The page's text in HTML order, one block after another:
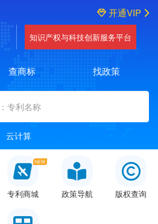
开通VIP
知识产权与科技创新服务平台
查商标 找政策
云计算
专利商城 政策导航 版权查询